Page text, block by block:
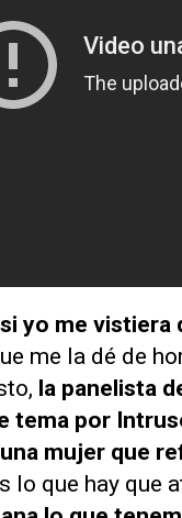
yo me vistiera
me la dé de
la panelista
tema por
mujer que
lo que hay que